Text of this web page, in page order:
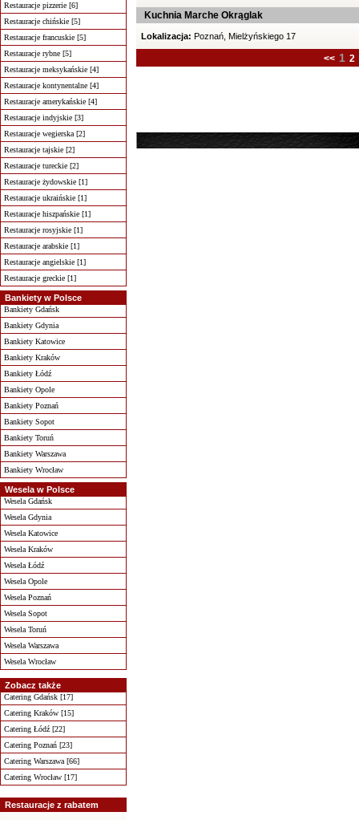
Restauracje pizzerie [6]
Restauracje chińskie [5]
Restauracje francuskie [5]
Restauracje rybne [5]
Restauracje meksykańskie [4]
Restauracje kontynentalne [4]
Restauracje amerykańskie [4]
Restauracje indyjskie [3]
Restauracje wegierska [2]
Restauracje tajskie [2]
Restauracje tureckie [2]
Restauracje żydowskie [1]
Restauracje ukraińskie [1]
Restauracje hiszpańskie [1]
Restauracje rosyjskie [1]
Restauracje arabskie [1]
Restauracje angielskie [1]
Restauracje greckie [1]
Bankiety w Polsce
Bankiety Gdańsk
Bankiety Gdynia
Bankiety Katowice
Bankiety Kraków
Bankiety Łódź
Bankiety Opole
Bankiety Poznań
Bankiety Sopot
Bankiety Toruń
Bankiety Warszawa
Bankiety Wrocław
Wesela w Polsce
Wesela Gdańsk
Wesela Gdynia
Wesela Katowice
Wesela Kraków
Wesela Łódź
Wesela Opole
Wesela Poznań
Wesela Sopot
Wesela Toruń
Wesela Warszawa
Wesela Wrocław
Zobacz także
Catering Gdańsk [17]
Catering Kraków [15]
Catering Łódź [22]
Catering Poznań [23]
Catering Warszawa [66]
Catering Wrocław [17]
Restauracje z rabatem
Kuchnia Marche Okrąglak
Lokalizacja: Poznań, Mielżyńskiego 17
<< 1 2